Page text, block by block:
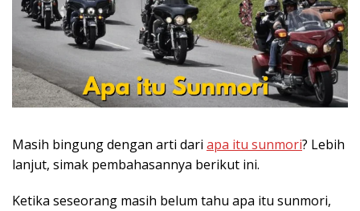
Masih bingung dengan arti dari apa itu sunmori? Lebih
lanjut, simak pembahasannya berikut ini.
Ketika seseorang masih belum tahu apa itu sunmori,